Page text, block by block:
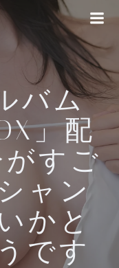
バム
」配
すご
ャン
かと
です